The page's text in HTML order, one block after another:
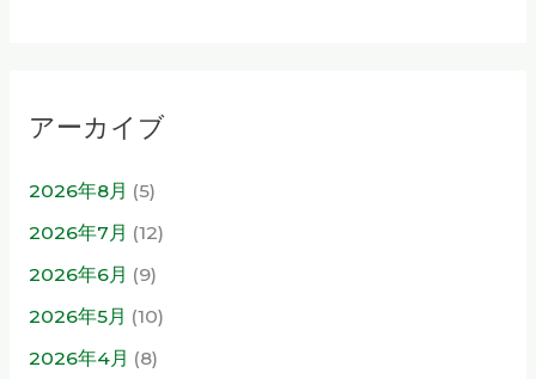
アーカイブ
2026年8月 (5)
2026年7月 (12)
2026年6月 (9)
2026年5月 (10)
2026年4月 (8)